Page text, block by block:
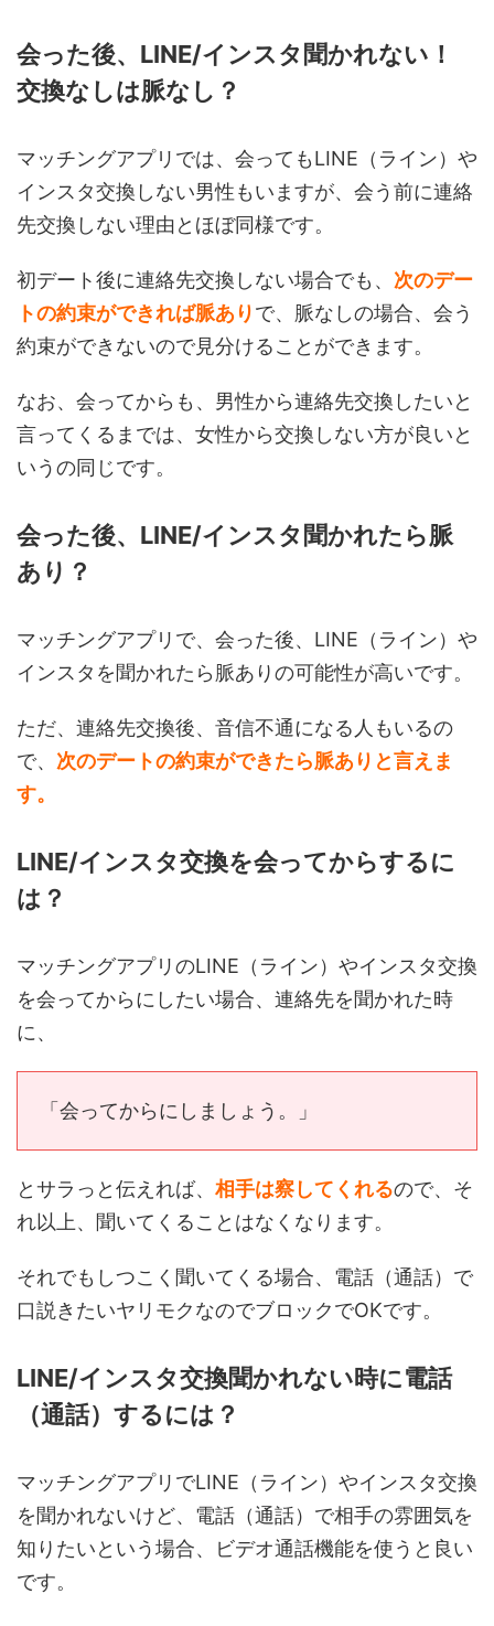
会った後、LINE/インスタ聞かれない！
交換なしは脈なし？
マッチングアプリでは、会ってもLINE（ライン）や
インスタ交換しない男性もいますが、会う前に連絡
先交換しない理由とほぼ同様です。
初デート後に連絡先交換しない場合でも、 次のデー
トの約束ができれば脈ありで、脈なしの場合、会う
約束ができないので見分けることができます。
なお、会ってからも、男性から連絡先交換したいと
言ってくるまでは、女性から交換しない方が良いと
いうの同じです。
会った後、LINE/インスタ聞かれたら脈
あり？
マッチングアプリで、会った後、LINE（ライン）や
インスタを聞かれたら脈ありの可能性が高いです。
ただ、連絡先交換後、音信不通になる人もいるの
で、 次のデートの約束ができたら脈ありと言えま
す。
LINE/インスタ交換を会ってからするに
は？
マッチングアプリのLINE（ライン）やインスタ交換
を会ってからにしたい場合、連絡先を聞かれた時
に、
「会ってからにしましょう。」
とサラっと伝えれば、 相手は察してくれるので、そ
れ以上、聞いてくることはなくなります。
それでもしつこく聞いてくる場合、電話（通話）で
口説きたいヤリモクなのでブロックでOKです。
LINE/インスタ交換聞かれない時に電話
（通話）するには？
マッチングアプリでLINE（ライン）やインスタ交換
を聞かれないけど、電話（通話）で相手の雰囲気を
知りたいという場合、ビデオ通話機能を使うと良い
です。